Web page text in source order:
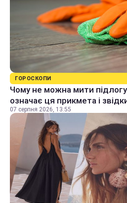
ГОРОСКОПИ
Чому не можна мити
означає ця прикмета і
07 серпня 2026, 13:55